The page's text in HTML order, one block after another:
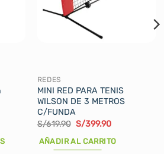
REDES
MINI RED PARA TENIS
WILSON DE 3 METROS
C/FUNDA
S/619.90 El
original
era:
S/399.90El
actual
AÑADIR AL CARRITO